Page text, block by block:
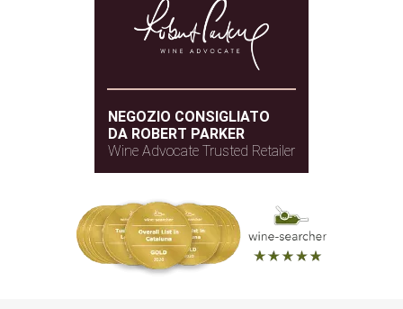
NEGOZIO CONSIGLIATO
DA ROBERT PARKER
Wine Advocate Trusted Retailer